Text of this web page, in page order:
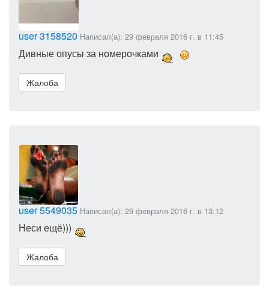
user 3158520 Написал(а): 29 февраля 2016 г. в 11:45
Дивные опусы за номерочками
Жалоба
user 5549035 Написал(а): 29 февраля 2016 г. в 13:12
Неси ещё)))
Жалоба